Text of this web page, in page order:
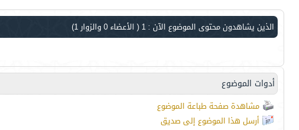
الذين يشاهدون محتوى الموضوع الآن : 1 ( الأعضاء 0 والزوار 1)
أدوات الموضوع
مشاهدة صفحة طباعة الموضوع
أرسل هذا الموضوع إلى صديق